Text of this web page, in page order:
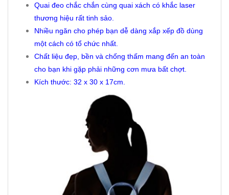
Quai đeo chắc chắn cùng quai xách có khắc laser
thương hiệu rất tinh sảo.
Nhiều ngăn cho phép bạn dễ dàng xắp xếp đồ dùng
một cách có tổ chức nhất.
Chất liệu đẹp, bền và chống thấm mang đến an toàn
cho bạn khi gặp phải những cơn mưa bất chợt.
Kích thước: 32 x 30 x 17cm.